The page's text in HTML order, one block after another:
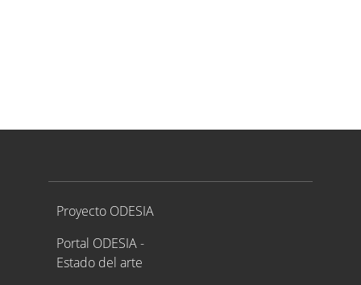
Proyecto ODESIA
Proyecto ODESIA
Portal ODESIA -
Estado del arte